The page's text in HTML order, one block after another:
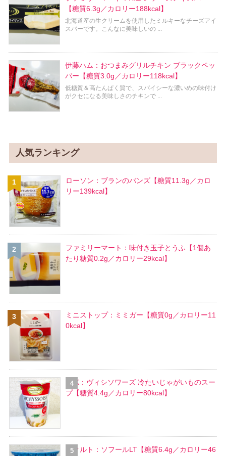
【糖質6.3g／カロリー188kcal】
北海道産の生クリームを使用したミルキーなチーズアイ
スバーです。こんなに美味しいの ...
伊藤ハム：おつまみグリルチキン ブラックペッ
パー【糖質3.0g／カロリー118kcal】
低糖質＆高たんぱく質で、スパイシーな濃いめの味付け
がクセになる美味しさのチキンで ...
人気ランキング
ローソン：ブランのバンズ【糖質11.3g／カロ
リー139kcal】
ファミリーマート：味付き玉子とうふ【1個あ
たり糖質0.2g／カロリー29kcal】
ミニストップ：ミミガー【糖質0g／カロリー11
0kcal】
SSK：ヴィシソワーズ 冷たいじゃがいものスー
プ【糖質4.4g／カロリー80kcal】
ヤクルト：ソフールLT【糖質6.4g／カロリー46